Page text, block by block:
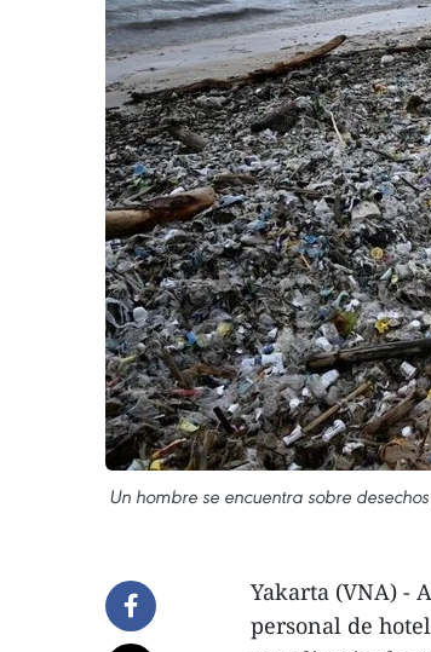
Un hombre se encuentra sobre
Yakarta (VNA) -
personal de